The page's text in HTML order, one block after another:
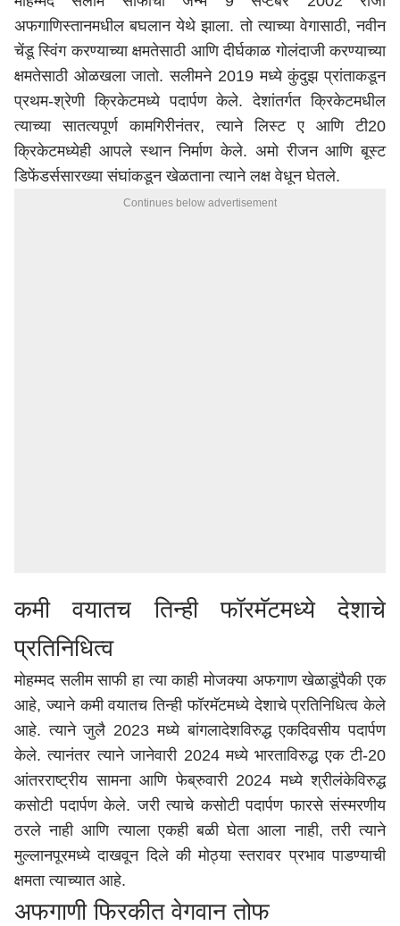
अफगाणिस्तानमधील बघलान येथे झाला. तो त्याच्या वेगासाठी, नवीन
चेंडू स्विंग करण्याच्या क्षमतेसाठी आणि दीर्घकाळ गोलंदाजी करण्याच्या
क्षमतेसाठी ओळखला जातो. सलीमने 2019 मध्ये कुंदुझ प्रांताकडून
प्रथम-श्रेणी क्रिकेटमध्ये पदार्पण केले. देशांतर्गत क्रिकेटमधील
त्याच्या सातत्यपूर्ण कामगिरीनंतर, त्याने लिस्ट ए आणि टी20
क्रिकेटमध्येही आपले स्थान निर्माण केले. अमो रीजन आणि बूस्ट
डिफेंडर्ससारख्या संघांकडून खेळताना त्याने लक्ष वेधून घेतले.
Continues below advertisement
कमी वयातच तिन्ही फॉरमॅटमध्ये देशाचे
प्रतिनिधित्व
मोहम्मद सलीम साफी हा त्या काही मोजक्या अफगाण खेळाडूंपैकी एक
आहे, ज्याने कमी वयातच तिन्ही फॉरमॅटमध्ये देशाचे प्रतिनिधित्व केले
आहे. त्याने जुलै 2023 मध्ये बांगलादेशविरुद्ध एकदिवसीय पदार्पण
केले. त्यानंतर त्याने जानेवारी 2024 मध्ये भारताविरुद्ध एक टी-20
आंतरराष्ट्रीय सामना आणि फेब्रुवारी 2024 मध्ये श्रीलंकेविरुद्ध
कसोटी पदार्पण केले. जरी त्याचे कसोटी पदार्पण फारसे संस्मरणीय
ठरले नाही आणि त्याला एकही बळी घेता आला नाही, तरी त्याने
मुल्लानपूरमध्ये दाखवून दिले की मोठ्या स्तरावर प्रभाव पाडण्याची
क्षमता त्याच्यात आहे.
अफगाणी फिरकीत वेगवान तोफ